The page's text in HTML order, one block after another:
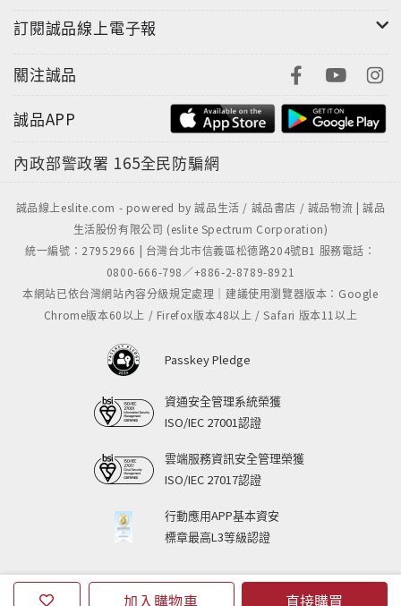
加入購物車 直接購買
訂閱誠品線上電子報
關注誠品
誠品APP
內政部警政署 165全民防騙網
誠品線上eslite.com - powered by 誠品生活 / 誠品書店 / 誠品物流 | 誠品
生活股份有限公司 (eslite Spectrum Corporation)
統一編號：27952966 | 台灣台北市信義區松德路204號B1 服務電話：
0800-666-798／+886-2-8789-8921
本網站已依台灣網站內容分級規定處理｜建議使用瀏覽器版本：Google
Chrome版本60以上 / Firefox版本48以上 / Safari 版本11以上
Passkey Pledge
資通安全管理系統榮獲
ISO/IEC 27001認證
雲端服務資訊安全管理榮獲
ISO/IEC 27017認證
行動應用APP基本資安
標章最高L3等級認證